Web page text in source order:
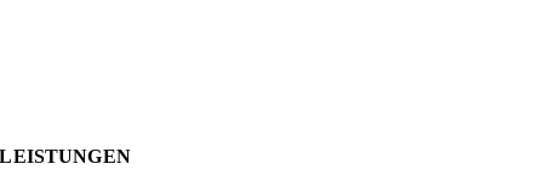
LEISTUNGEN